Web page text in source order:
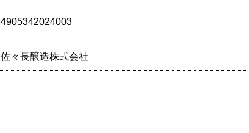
4905342024003
佐々長醸造株式会社